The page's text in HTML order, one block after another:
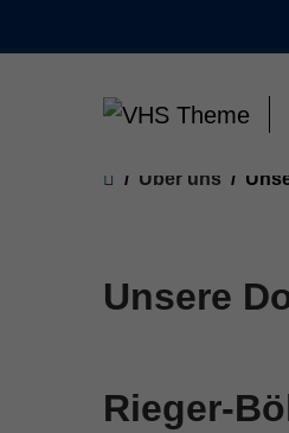
Über uns
Unsere
Rieger-